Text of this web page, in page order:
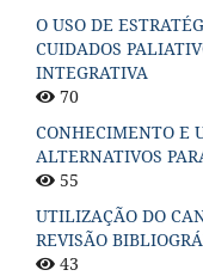
O USO DE
CUIDADOS
INTEGRATIVA
70
CONHECIMENTO E
ALTERNATIVOS
55
UTILIZAÇÃO DO
REVISÃO
43